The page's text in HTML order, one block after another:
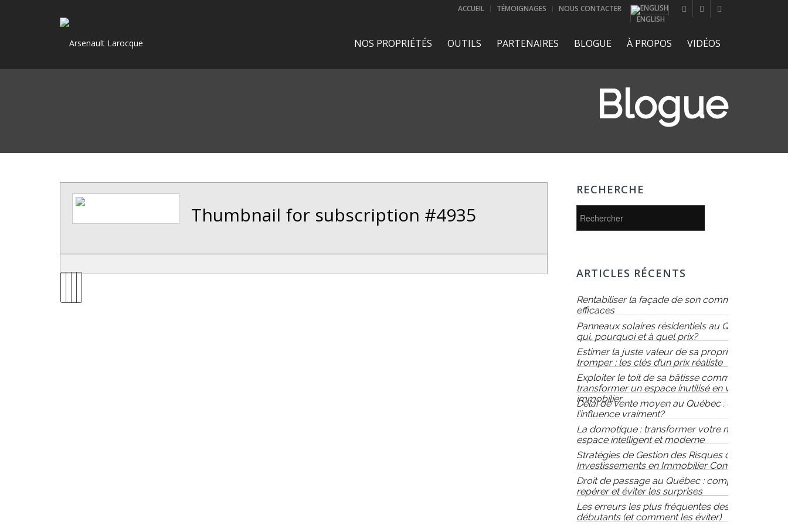
ACCUEIL TÉMOIGNAGES
NOUS CONTACTER
ENGLISH
NOS PROPRIÉTÉS OUTILS PARTENAIRES BLOGUE À PROPOS VIDÉOS
Blogue
Thumbnail for subscription #4935
RECHERCHE
ARTICLES RÉCENTS
Rentabiliser la façade de son commerce : 8 idées
efficaces
Panneaux solaires résidentiels au Québec : pour
qui, pourquoi et à quel prix?
Estimer la juste valeur de sa propriété sans se
tromper : les clés d’un prix réaliste
Exploiter le toit de sa bâtisse commerciale :
transformer un espace inutilisé en véritable atout
immobilier
Délai de vente moyen au Québec : qu’est-ce qui
l’influence vraiment?
La domotique : transformer votre maison en un
espace intelligent et moderne
Stratégies de Gestion des Risques dans les
Investissements en Immobilier Commercial
Droit de passage au Québec : comprendre,
repérer et éviter les surprises
Les erreurs les plus fréquentes des vendeurs
débutants (et comment les éviter)